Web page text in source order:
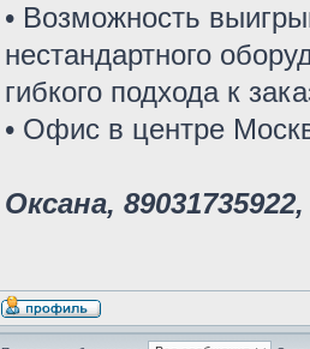
• Возможность
нестандартного
гибкого подхода к
• Офис в центре
Оксана,